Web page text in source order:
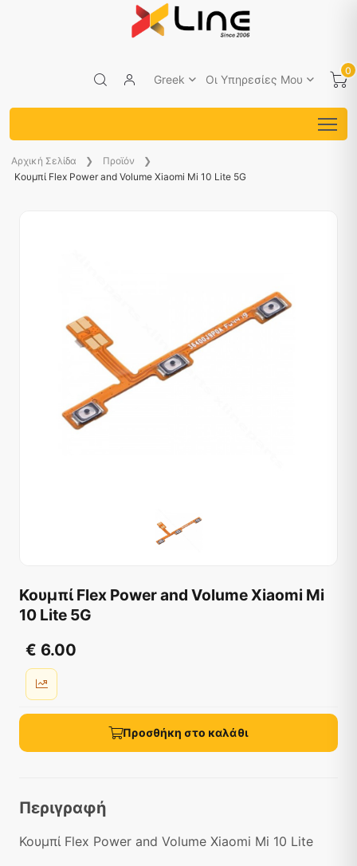
Greek Οι Υπηρεσίες Μου
0
Aρχική Σελίδα
Προϊόν
Κουμπί Flex Power and Volume Xiaomi Mi 10 Lite 5G
Κουμπί Flex Power and Volume Xiaomi Mi
10 Lite 5G
€ 6.00
Προσθήκη στο καλάθι
Περιγραφή
Κουμπί Flex Power and Volume Xiaomi Mi 10 Lite